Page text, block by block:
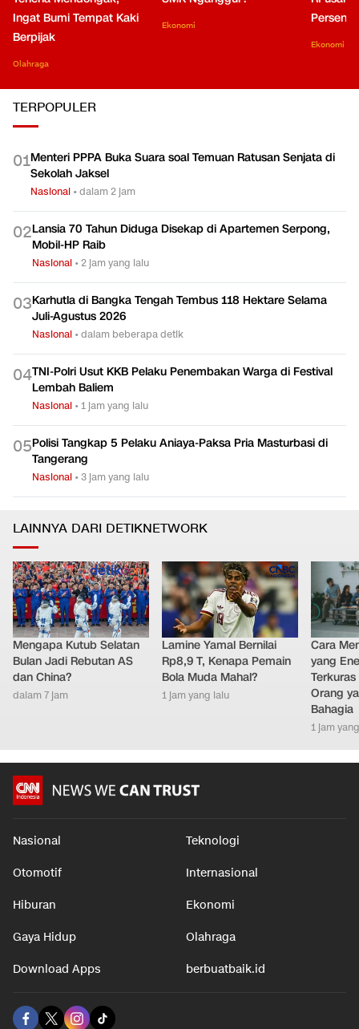
Ingat Bumi Tempat Kaki
Berpijak
Olahraga
Ekonomi
Persen
Ekonomi
TERPOPULER
01Menteri PPPA Buka Suara soal Temuan Ratusan Senjata di
Sekolah Jaksel
Nasional •dalam 2 jam
02Lansia 70 Tahun Diduga Disekap di Apartemen Serpong,
Mobil-HP Raib
Nasional •2 jam yang lalu
03Karhutla di Bangka Tengah Tembus 118 Hektare Selama
Juli-Agustus 2026
Nasional •dalam beberapa detik
04TNI-Polri Usut KKB Pelaku Penembakan Warga di Festival
Lembah Baliem
Nasional •1 jam yang lalu
05Polisi Tangkap 5 Pelaku Aniaya-Paksa Pria Masturbasi di
Tangerang
Nasional •3 jam yang lalu
LAINNYA DARI DETIKNETWORK
Mengapa Kutub Selatan
Bulan Jadi Rebutan AS
dan China?
dalam 7 jam
Lamine Yamal Bernilai
Rp8,9 T, Kenapa Pemain
Bola Muda Mahal?
1 jam yang lalu
Cara
yang
Orang
Bahagia
1 jam
Nasional Teknologi
Otomotif Internasional
Hiburan Ekonomi
Gaya Hidup Olahraga
Download Apps berbuatbaik.id